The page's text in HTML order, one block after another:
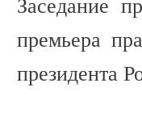
Заседание
премьера
президента